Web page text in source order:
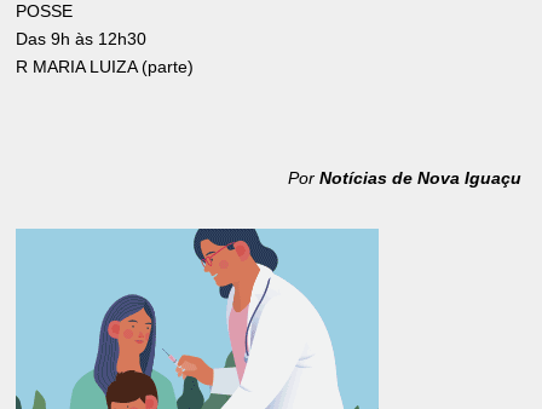
POSSE
Das 9h às 12h30
R MARIA LUIZA (parte)
Por Notícias de Nova Iguaçu